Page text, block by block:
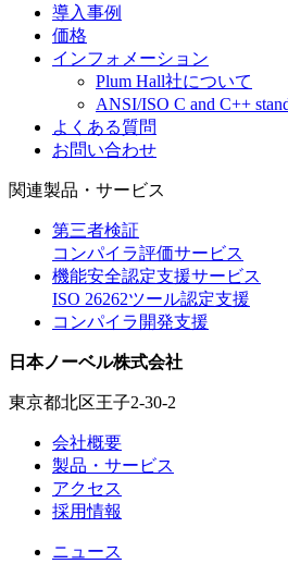
導入事例
価格
インフォメーション
Plum Hall社について
ANSI/ISO C and C++
よくある質問
お問い合わせ
関連製品・サービス
第三者検証
コンパイラ評価サービス
機能安全認定支援サービス
ISO 26262ツール認定支援
コンパイラ開発支援
日本ノーベル株式会社
東京都北区王子2-30-2
会社概要
製品・サービス
アクセス
採用情報
ニュース